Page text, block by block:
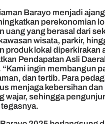
Barayo menjadi
perekonomian
uang yang berasal dari
wisata, parkir,
produk lokal diperkirakan
Pendapatan Asli
“Kami ingin membangun
dan tertib. Para
menjaga kebersihan
wajar, sehingga